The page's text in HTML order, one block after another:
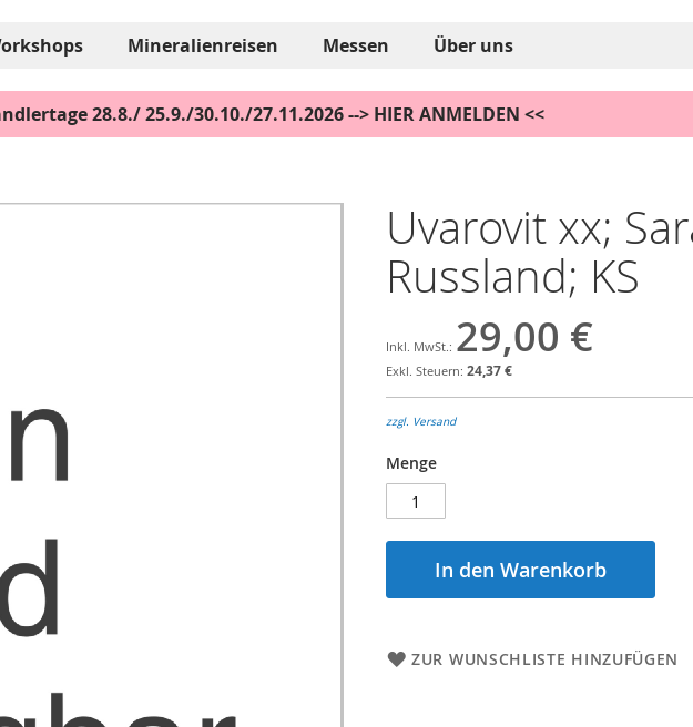
Mineralienreisen Messen Über uns
28.8./ 25.9./30.10./27.11.2026 --> HIER ANMELDEN <<
Uvarovit xx;
Russland; KS
29,00 €
24,37 €
zzgl. Versand
Menge
In den Warenkorb
ZUR WUNSCHLISTE HINZUFÜGEN